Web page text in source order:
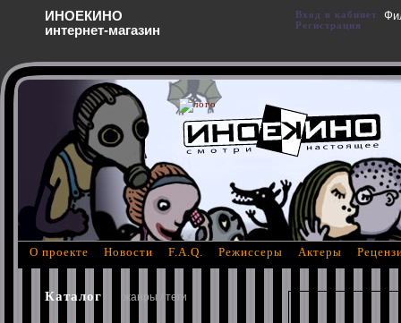
Каталог жанры / теги
О проекте Новости F.A.Q. Режиссеры Актеры
ИНОЕКИНО
интернет-магазин
Вход в кабинет
Регистрация